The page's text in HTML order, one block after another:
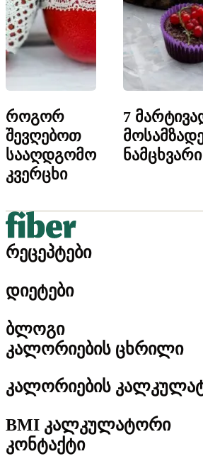
როგორ
შევღებოთ
სააღდგომო
კვერცხი
7
ნამცხვარი
რეცეპტები
დიეტები
ბლოგი
კალორიების ცხრილი
კალორიების
BMI კალკულატორი
კონტაქტი